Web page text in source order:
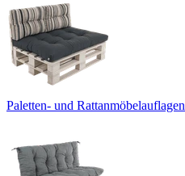
Paletten- und Rattanmöbelauflagen